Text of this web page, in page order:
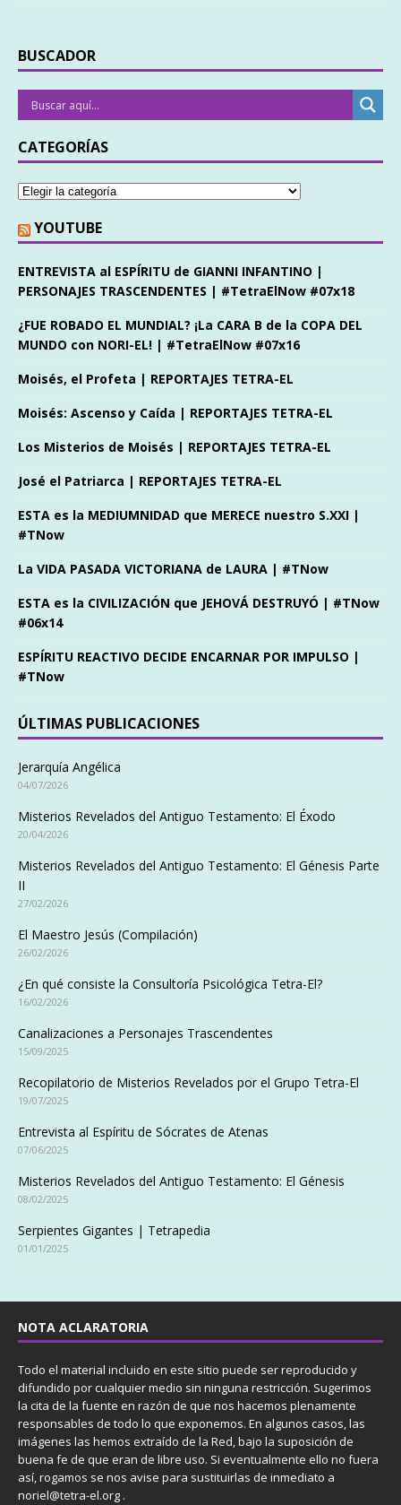
BUSCADOR
CATEGORÍAS
YOUTUBE
ENTREVISTA al ESPÍRITU de GIANNI INFANTINO |
PERSONAJES TRASCENDENTES | #TetraElNow #07x18
¿FUE ROBADO EL MUNDIAL? ¡La CARA B de la COPA DEL
MUNDO con NORI-EL! | #TetraElNow #07x16
Moisés, el Profeta | REPORTAJES TETRA-EL
Moisés: Ascenso y Caída | REPORTAJES TETRA-EL
Los Misterios de Moisés | REPORTAJES TETRA-EL
José el Patriarca | REPORTAJES TETRA-EL
ESTA es la MEDIUMNIDAD que MERECE nuestro S.XXI |
#TNow
La VIDA PASADA VICTORIANA de LAURA | #TNow
ESTA es la CIVILIZACIÓN que JEHOVÁ DESTRUYÓ | #TNow
#06x14
ESPÍRITU REACTIVO DECIDE ENCARNAR POR IMPULSO |
#TNow
ÚLTIMAS PUBLICACIONES
Jerarquía Angélica
04/07/2026
Misterios Revelados del Antiguo Testamento: El Éxodo
20/04/2026
Misterios Revelados del Antiguo Testamento: El Génesis Parte
II
27/02/2026
El Maestro Jesús (Compilación)
26/02/2026
¿En qué consiste la Consultoría Psicológica Tetra-El?
16/02/2026
Canalizaciones a Personajes Trascendentes
15/09/2025
Recopilatorio de Misterios Revelados por el Grupo Tetra-El
19/07/2025
Entrevista al Espíritu de Sócrates de Atenas
07/06/2025
Misterios Revelados del Antiguo Testamento: El Génesis
08/02/2025
Serpientes Gigantes | Tetrapedia
01/01/2025
NOTA ACLARATORIA
Todo el material incluido en este sitio puede ser reproducido y
difundido por cualquier medio sin ninguna restricción. Sugerimos
la cita de la fuente en razón de que nos hacemos plenamente
responsables de todo lo que exponemos. En algunos casos, las
imágenes las hemos extraído de la Red, bajo la suposición de
buena fe de que eran de libre uso. Si eventualmente ello no fuera
así, rogamos se nos avise para sustituirlas de inmediato a
noriel@tetra-el.org .